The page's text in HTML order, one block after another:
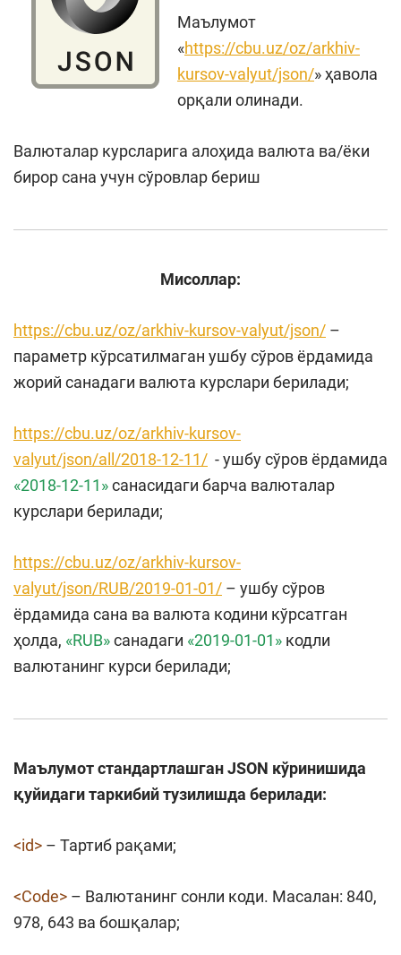
Маълумот
«https://cbu.uz/oz/arkhiv-
kursov-valyut/json/» ҳавола
орқали олинади.
Валюталар курсларига алоҳида валюта ва/ёки
бирор сана учун сўровлар бериш
Мисоллар:
https://cbu.uz/oz/arkhiv-kursov-valyut/json/ –
параметр кўрсатилмаган ушбу сўров ёрдамида
жорий санадаги валюта курслари берилади;
https://cbu.uz/oz/arkhiv-kursov-
valyut/json/all/2018-12-11/ - ушбу сўров ёрдамида
«2018-12-11»санасидаги барча валюталар
курслари берилади;
https://cbu.uz/oz/arkhiv-kursov-
valyut/json/RUB/2019-01-01/ – ушбу сўров
ёрдамида сана ва валюта кодини кўрсатган
ҳолда, «RUB»санадаги «2019-01-01» кодли
валютанинг курси берилади;
Маълумот стандартлашган JSON кўринишида
қуйидаги таркибий тузилишда берилади:
<id> – Тартиб рақами;
<Code> – Валютанинг сонли коди. Масалан: 840,
978, 643 ва бошқалар;